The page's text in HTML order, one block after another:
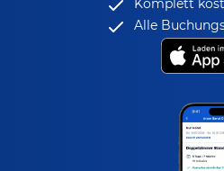
Komplett
Alle